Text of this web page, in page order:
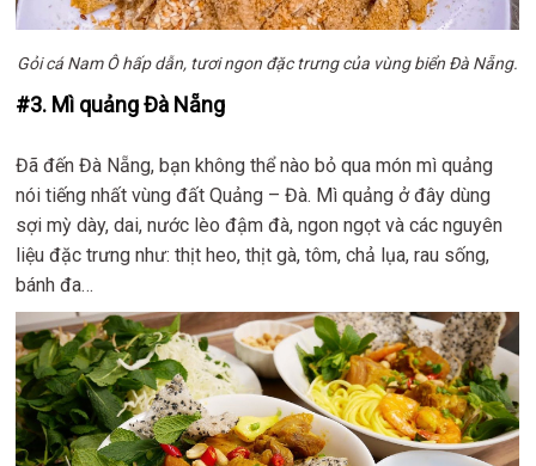
Gỏi cá Nam Ô hấp dẫn, tươi ngon đặc trưng của vùng biển Đà Nẵng.
#3. Mì quảng Đà Nẵng
Đã đến Đà Nẵng, bạn không thể nào bỏ qua món mì quảng
nói tiếng nhất vùng đất Quảng – Đà. Mì quảng ở đây dùng
sợi mỳ dày, dai, nước lèo đậm đà, ngon ngọt và các nguyên
liệu đặc trưng như: thịt heo, thịt gà, tôm, chả lụa, rau sống,
bánh đa…